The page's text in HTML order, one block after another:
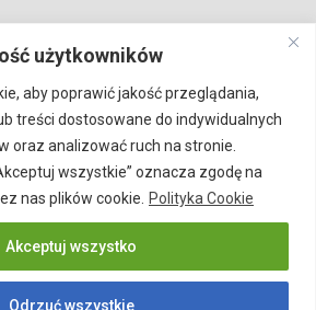
użytkowników
aby poprawić jakość przeglądania,
treści dostosowane do indywidualnych
oraz analizować ruch na stronie.
wszystkie” oznacza zgodę na
nas plików cookie. Polityka Cookie
Odrzuć wszystkie
Akceptuj wszystko
Czytelnika i zamieść artykuł w
Szczegóły: Publikacja artykułu